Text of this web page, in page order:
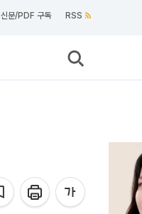
신문/PDF 구독 RSS